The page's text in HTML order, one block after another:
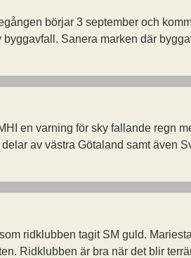
börjar 3 september och
Sanera marken där
en varning för sky fallande regn
av västra Götaland samt även
ridklubben tagit SM guld.
Ridklubben är bra när det blir